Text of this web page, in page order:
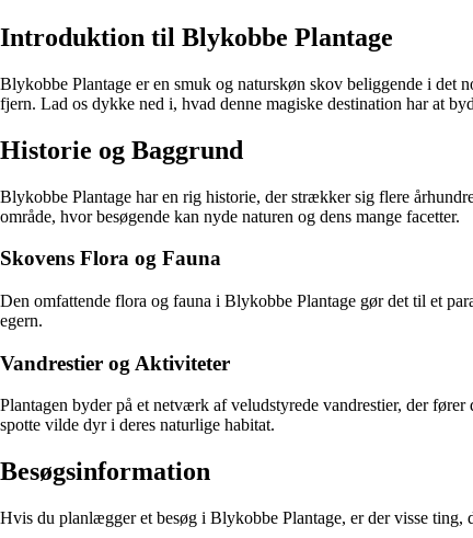
Introduktion til Blykobbe Plantage
Blykobbe Plantage er en smuk og naturskøn skov beliggende i
fjern. Lad os dykke ned i, hvad denne magiske destination har at
Historie og Baggrund
Blykobbe Plantage har en rig historie, der strækker sig flere
område, hvor besøgende kan nyde naturen og dens mange facetter.
Skovens Flora og Fauna
Den omfattende flora og fauna i Blykobbe Plantage gør det til et
egern.
Vandrestier og Aktiviteter
Plantagen byder på et netværk af veludstyrede vandrestier, der
spotte vilde dyr i deres naturlige habitat.
Besøgsinformation
Hvis du planlægger et besøg i Blykobbe Plantage, er der visse ting,